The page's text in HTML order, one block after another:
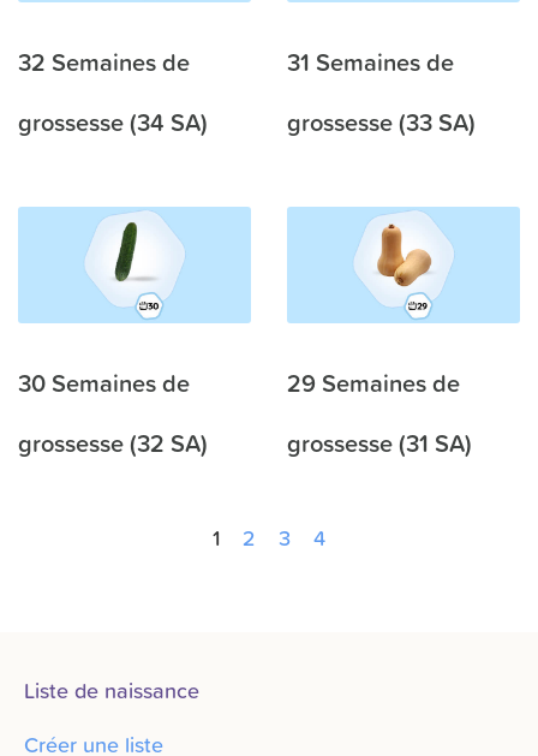
32 Semaines de
grossesse (34 SA)
31 Semaines de
grossesse (33 SA)
30 Semaines de
grossesse (32 SA)
29 Semaines de
grossesse (31 SA)
1 2 3 4
Liste de naissance
Créer une liste